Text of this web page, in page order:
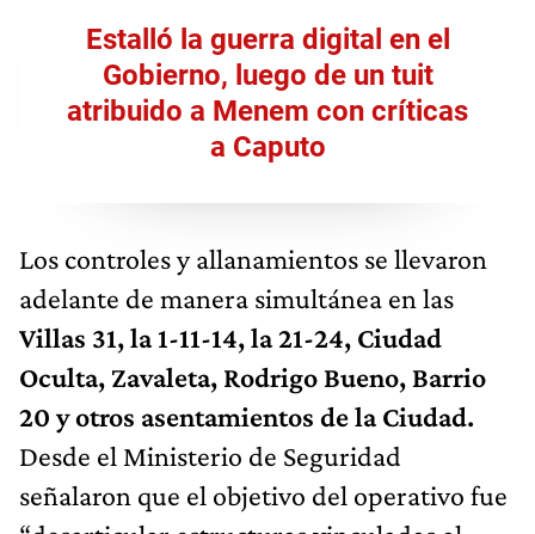
Estalló la guerra digital en el
Gobierno, luego de un tuit
atribuido a Menem con críticas
a Caputo
Los controles y allanamientos se llevaron
adelante de manera simultánea en las
Villas 31, la 1-11-14, la 21-24, Ciudad
Oculta, Zavaleta, Rodrigo Bueno, Barrio
20 y otros asentamientos de la Ciudad.
Desde el Ministerio de Seguridad
señalaron que el objetivo del operativo fue